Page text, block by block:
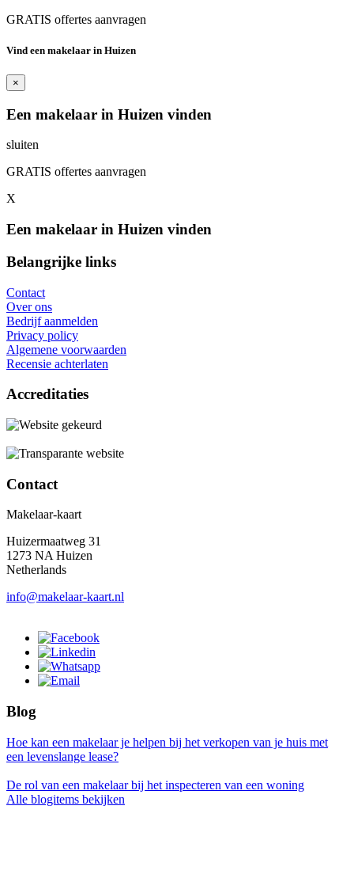
GRATIS offertes aanvragen
Vind een makelaar in Huizen
×
Een makelaar in Huizen vinden
sluiten
GRATIS offertes aanvragen
X
Een makelaar in Huizen vinden
Belangrijke links
Contact
Over ons
Bedrijf aanmelden
Privacy policy
Algemene voorwaarden
Recensie achterlaten
Accreditaties
Contact
Makelaar-kaart
Huizermaatweg 31
1273 NA Huizen
Netherlands
info@makelaar-kaart.nl
Blog
Hoe kan een makelaar je helpen bij het verkopen van je huis met
een levenslange lease?
De rol van een makelaar bij het inspecteren van een woning
Alle blogitems bekijken